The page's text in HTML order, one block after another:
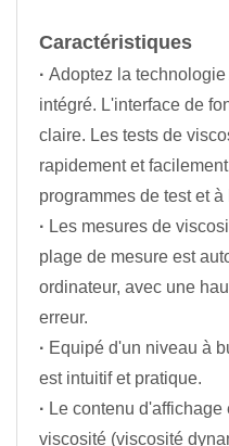
Caractéristiques
· Adoptez la
intégré. L'interface de
claire. Les tests de
rapidement et
programmes de test et
· Les mesures de
plage de mesure est
ordinateur, avec une
erreur.
· Equipé d'un niveau à
est intuitif et pratique.
· Le contenu
viscosité (viscosité